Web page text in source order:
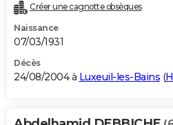
Créer une cagnotte obsèques
Naissance
07/03/1931
Décès
24/08/2004 à Luxeuil-les-Bains (